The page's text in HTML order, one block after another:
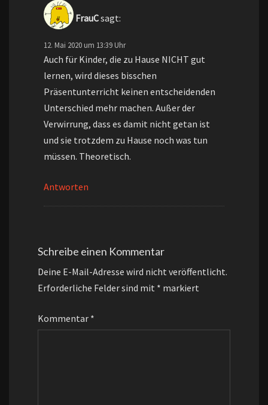
FrauCsagt:
12. Mai 2020 um 13:39 Uhr
Auch für Kinder, die zu Hause NICHT gut
lernen, wird dieses bisschen
Präsentunterricht keinen entscheidenden
Unterschied mehr machen. Außer der
Verwirrung, dass es damit nicht getan ist
und sie trotzdem zu Hause noch was tun
müssen. Theoretisch.
Antworten
Schreibe einen Kommentar
Deine E-Mail-Adresse wird nicht veröffentlicht.
Erforderliche Felder sind mit * markiert
Kommentar *